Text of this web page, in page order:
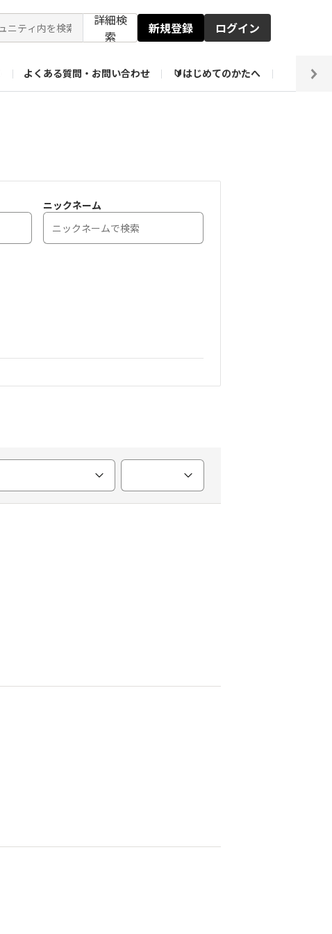
詳細検
索
新規登録 ログイン
よくある質問・お問い合わせ 🔰はじめてのかたへ 編集
ニックネーム